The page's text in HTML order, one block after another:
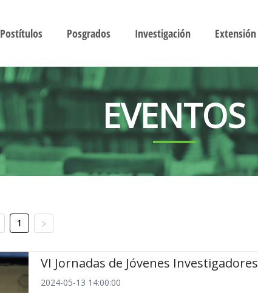
Postítulos Posgrados Investigación Extensión
EVENTOS
1
VI Jornadas de Jóvenes Investigadores
2024-05-13 14:00:00